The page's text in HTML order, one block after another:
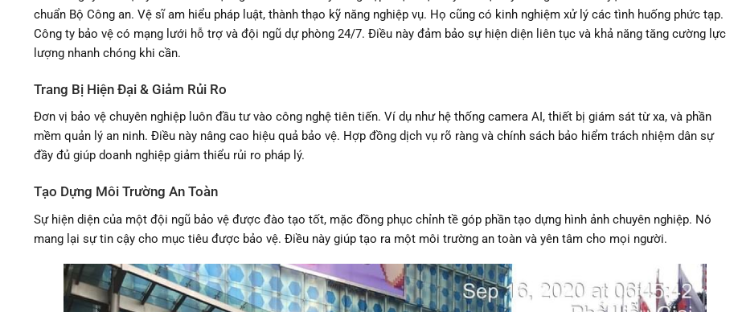
chuẩn Bộ Công an. Vệ sĩ am hiểu pháp luật, thành thạo kỹ năng nghiệp vụ. Họ cũng có kinh nghiệm xử lý các tình huống phức tạp.
Công ty bảo vệ có mạng lưới hỗ trợ và đội ngũ dự phòng 24/7. Điều này đảm bảo sự hiện diện liên tục và khả năng tăng cường lực
lượng nhanh chóng khi cần.
Trang Bị Hiện Đại & Giảm Rủi Ro
Đơn vị bảo vệ chuyên nghiệp luôn đầu tư vào công nghệ tiên tiến. Ví dụ như hệ thống camera AI, thiết bị giám sát từ xa, và phần
mềm quản lý an ninh. Điều này nâng cao hiệu quả bảo vệ. Hợp đồng dịch vụ rõ ràng và chính sách bảo hiểm trách nhiệm dân sự
đầy đủ giúp doanh nghiệp giảm thiểu rủi ro pháp lý.
Tạo Dựng Môi Trường An Toàn
Sự hiện diện của một đội ngũ bảo vệ được đào tạo tốt, mặc đồng phục chỉnh tề góp phần tạo dựng hình ảnh chuyên nghiệp. Nó
mang lại sự tin cậy cho mục tiêu được bảo vệ. Điều này giúp tạo ra một môi trường an toàn và yên tâm cho mọi người.